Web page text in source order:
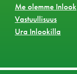
Me olemme Inlook
Vastuullisuus
Ura Inlookilla